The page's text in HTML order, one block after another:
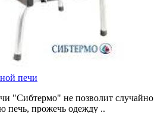
печи
"Сибтермо" не позволит случайно
печь, прожечь одежду ..